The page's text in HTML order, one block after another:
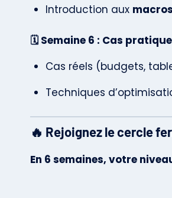
Introduction aux
🗓️ Semaine 6 : Cas
Cas réels (budgets,
Techniques
🔥 Rejoignez le cercle
En 6 semaines, votre